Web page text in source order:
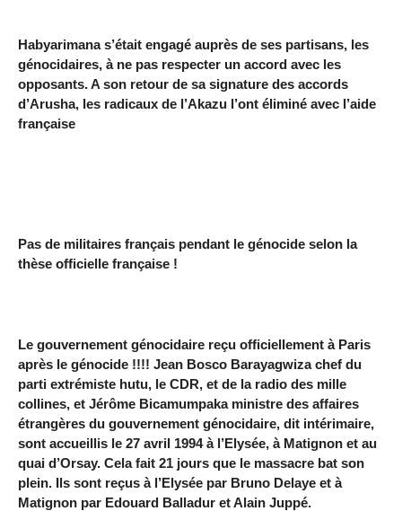
Habyarimana s’était engagé auprès de ses partisans, les
génocidaires, à ne pas respecter un accord avec les
opposants. A son retour de sa signature des accords
d’Arusha, les radicaux de l’Akazu l’ont éliminé avec l’aide
française
Pas de militaires français pendant le génocide selon la
thèse officielle française !
Le gouvernement génocidaire reçu officiellement à Paris
après le génocide !!!! Jean Bosco Barayagwiza chef du
parti extrémiste hutu, le CDR, et de la radio des mille
collines, et Jérôme Bicamumpaka ministre des affaires
étrangères du gouvernement génocidaire, dit intérimaire,
sont accueillis le 27 avril 1994 à l’Elysée, à Matignon et au
quai d’Orsay. Cela fait 21 jours que le massacre bat son
plein. Ils sont reçus à l’Elysée par Bruno Delaye et à
Matignon par Edouard Balladur et Alain Juppé.